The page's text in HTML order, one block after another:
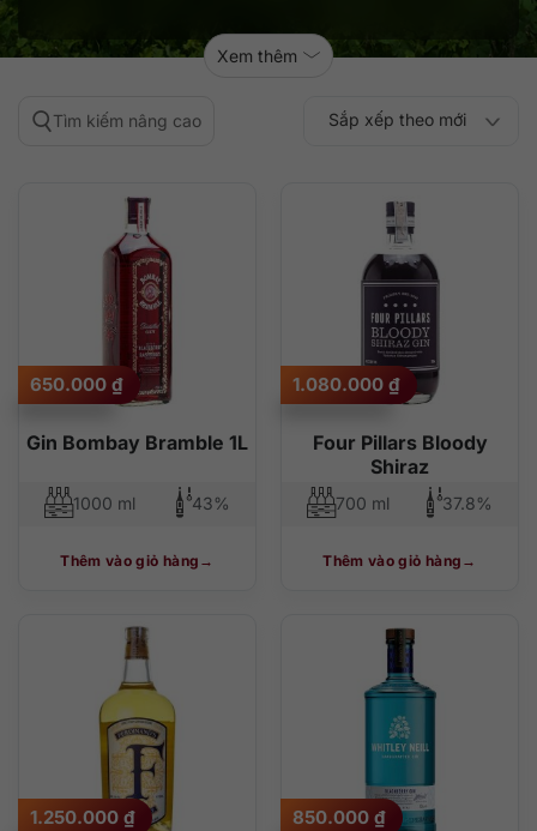
Xem thêm
Tìm kiếm nâng cao Sắp xếp theo
độ phổ biến
Sắp xếp theo mới
thấp đến cao
cao đến thấp
Gin Bombay Bramble 1L
650.000 ₫
1000 ml 43%
Thêm vào giỏ hàng
Four Pillars Bloody
Shiraz
1.080.000 ₫
700 ml 37.8%
Thêm vào giỏ hàng
1.250.000 ₫ 850.000 ₫